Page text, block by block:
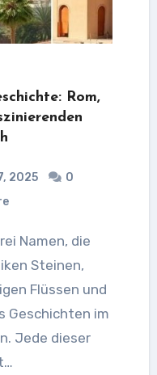
Rom,
2025
0
Steinen,
Flüssen und
Geschichten im
Jede dieser